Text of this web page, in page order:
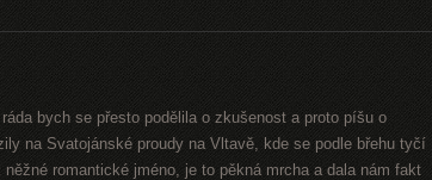
bych se přesto podělila o zkušenost a proto píšu o
na Svatojánské proudy na Vltavě, kde se podle břehu tyčí
romantické jméno, je to pěkná mrcha a dala nám fakt